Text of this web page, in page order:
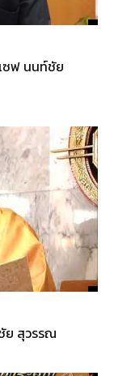
ซฟ นนท์ชัย
ย สุวรรณ